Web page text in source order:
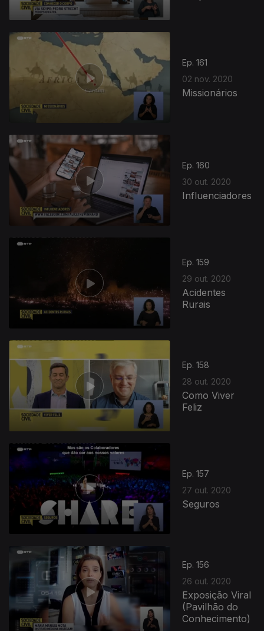
Ep. 161
02 nov. 2020
Missionários
Ep. 160
30 out. 2020
Influenciadores
Ep. 159
29 out. 2020
Acidentes
Rurais
Ep. 158
28 out. 2020
Como Viver
Feliz
Ep. 157
27 out. 2020
Seguros
Ep. 156
26 out. 2020
Exposição Viral
(Pavilhão do
Conhecimento)
501174